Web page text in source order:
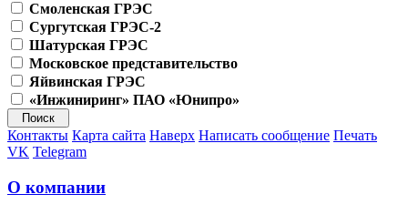
Смоленская ГРЭС
Сургутская ГРЭС-2
Шатурская ГРЭС
Московское представительство
Яйвинская ГРЭС
«Инжиниринг» ПАО «Юнипро»
Контакты Карта сайта Наверх Написать сообщение Печать
VK Telegram
О компании